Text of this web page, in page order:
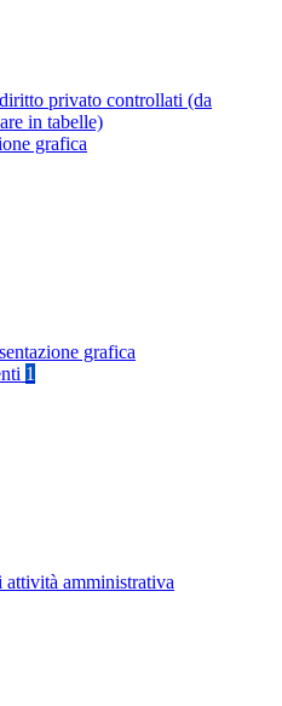
privato controllati (da
in tabelle)
grafica
grafica
1
attività amministrativa